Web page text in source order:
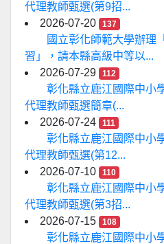
代理教師甄選(第9招...
2026-07-20
137
國立彰化師範大學辦理
習」，請本縣高級中等以...
2026-07-29
112
彰化縣立鹿江國際中小
代理教師甄選簡章(...
2026-07-24
111
彰化縣立鹿江國際中小
代理教師甄選(第12...
2026-07-10
110
彰化縣立鹿江國際中小
代理教師甄選(第3招...
2026-07-15
108
彰化縣立鹿江國際中小